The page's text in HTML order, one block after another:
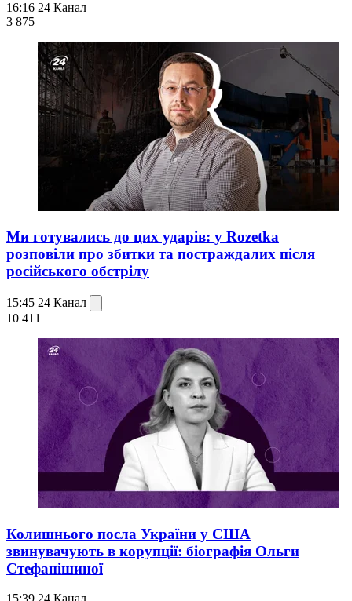
16:16 24 Канал
3 875
Ми готувались до цих ударів: у Rozetka
розповіли про збитки та постраждалих після
російського обстрілу
15:45 24 Канал
10 411
Колишнього посла України у США
звинувачують в корупції: біографія Ольги
Стефанішиної